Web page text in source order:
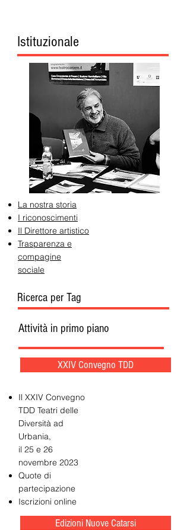
Istituzionale
La nostra storia
I riconoscimenti
Il Direttore artistico
Trasparenza e
compagine
sociale
Ricerca per Tag
Attività in primo piano
XXIV Convegno TDD
Il XXIV Convegno
TDD Teatri delle
Diversità ad
Urbania,
il 25 e 26
novembre 2023
Quote di
partecipazione
Iscrizioni online
Edizioni Nuove Catarsi